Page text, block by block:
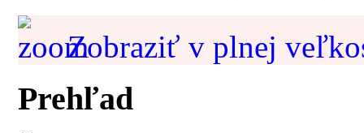
Zobraziť v plnej
Prehľad